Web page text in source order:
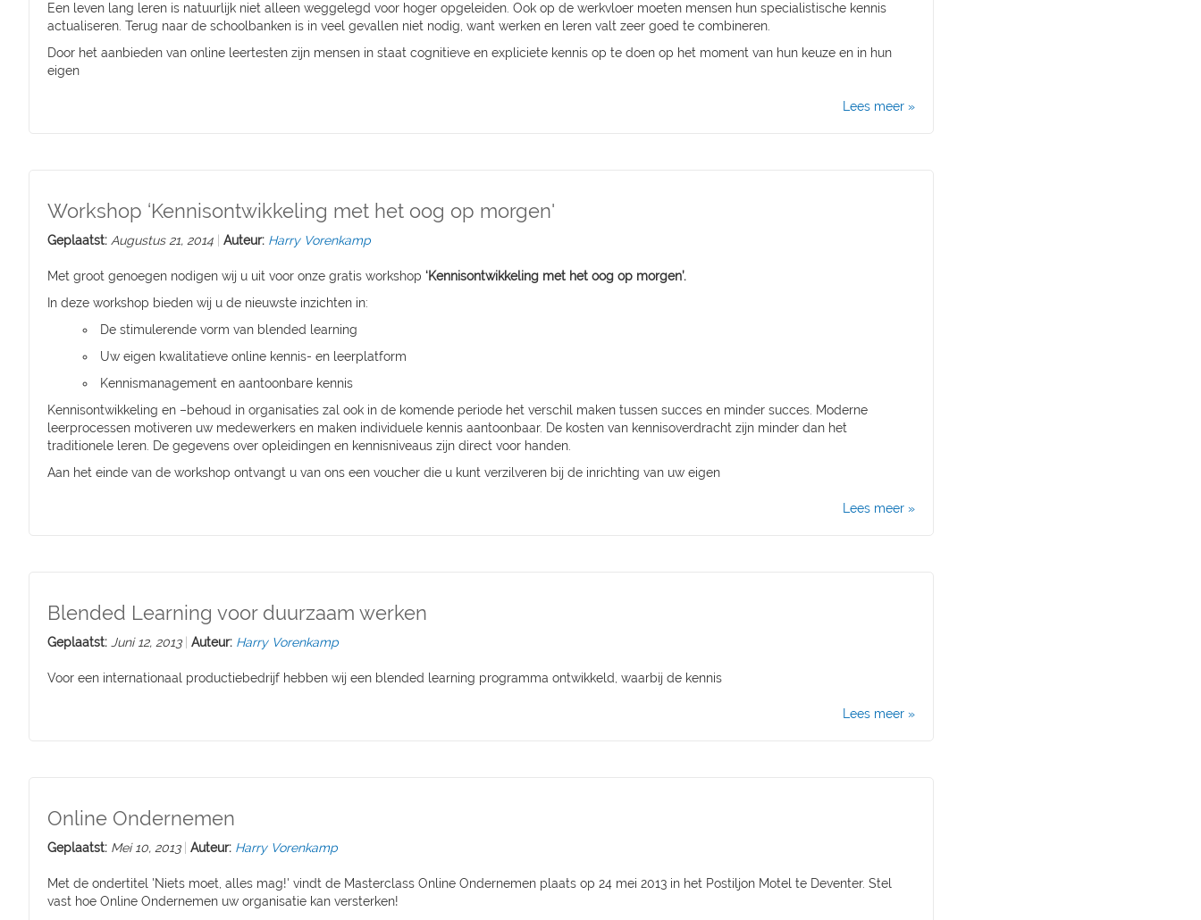
Een leven lang leren is natuurlijk niet alleen weggelegd voor hoger opgeleiden. Ook op de werkvloer moeten mensen hun specialistische kennis
actualiseren. Terug naar de schoolbanken is in veel gevallen niet nodig, want werken en leren valt zeer goed te combineren.
Door het aanbieden van online leertesten zijn mensen in staat cognitieve en expliciete kennis op te doen op het moment van hun keuze en in hun
eigen
Lees meer »
Workshop ‘Kennisontwikkeling met het oog op morgen'
Geplaatst: Augustus 21, 2014 Auteur: Harry Vorenkamp
Met groot genoegen nodigen wij u uit voor onze gratis workshop ‘Kennisontwikkeling met het oog op morgen’.
In deze workshop bieden wij u de nieuwste inzichten in:
De stimulerende vorm van blended learning
Uw eigen kwalitatieve online kennis- en leerplatform
Kennismanagement en aantoonbare kennis
Kennisontwikkeling en –behoud in organisaties zal ook in de komende periode het verschil maken tussen succes en minder succes. Moderne
leerprocessen motiveren uw medewerkers en maken individuele kennis aantoonbaar. De kosten van kennisoverdracht zijn minder dan het
traditionele leren. De gegevens over opleidingen en kennisniveaus zijn direct voor handen.
Aan het einde van de workshop ontvangt u van ons een voucher die u kunt verzilveren bij de inrichting van uw eigen
Lees meer »
Blended Learning voor duurzaam werken
Geplaatst: Juni 12, 2013 Auteur: Harry Vorenkamp
Voor een internationaal productiebedrijf hebben wij een blended learning programma ontwikkeld waarbij de kennis
Lees meer »
Online Ondernemen
Geplaatst: Mei 10, 2013 Auteur: Harry Vorenkamp
Met de ondertitel 'Niets moet, alles mag!' vindt de Masterclass Online Ondernemen plaats op 24 mei 2013 in het Postiljon Motel te Deventer. Stel
vast hoe Online Ondernemen uw organisatie kan versterken!